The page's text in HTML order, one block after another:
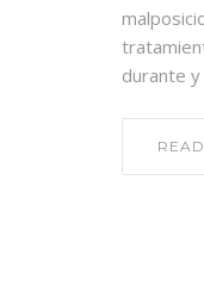
durante